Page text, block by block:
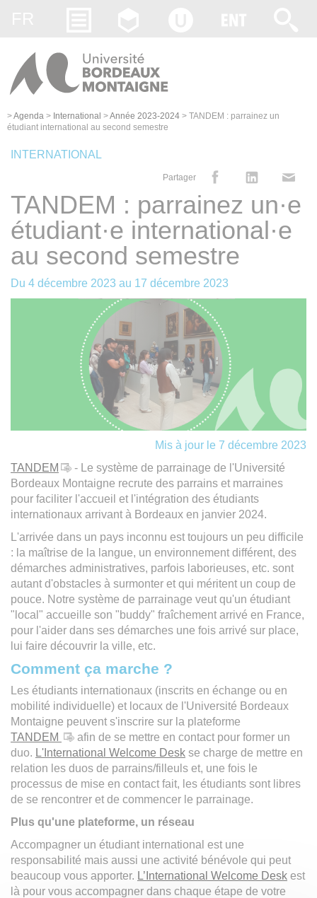
>Agenda > International >Année 2023-2024 > TANDEM : parrainez un
étudiant international au second semestre
INTERNATIONAL
Partager
TANDEM : parrainez un·e
étudiant·e international·e
au second semestre
Du 4 décembre 2023 au 17 décembre 2023
Mis à jour le 7 décembre 2023
TANDEM
- Le système de parrainage de l'Université
Bordeaux Montaigne recrute des parrains et marraines
pour faciliter l'accueil et l'intégration des étudiants
internationaux arrivant à Bordeaux en janvier 2024.
L'arrivée dans un pays inconnu est toujours un peu difficile
: la maîtrise de la langue, un environnement différent, des
démarches administratives, parfois laborieuses, etc. sont
autant d'obstacles à surmonter et qui méritent un coup de
pouce. Notre système de parrainage veut qu'un étudiant
"local" accueille son "buddy" fraîchement arrivé en France,
pour l'aider dans ses démarches une fois arrivé sur place,
lui faire découvrir la ville, etc.
Comment ça marche ?
Les étudiants internationaux (inscrits en échange ou en
mobilité individuelle) et locaux de l'Université Bordeaux
Montaigne peuvent s'inscrire sur la plateforme
TANDEM
afin de se mettre en contact pour former un
duo. L'International Welcome Desk se charge de mettre en
relation les duos de parrains/filleuls et, une fois le
processus de mise en contact fait, les étudiants sont libres
de se rencontrer et de commencer le parrainage.
Plus qu'une plateforme, un réseau
Accompagner un étudiant international est une
responsabilité mais aussi une activité bénévole qui peut
beaucoup vous apporter. L’International Welcome Desk est
là pour vous accompagner dans chaque étape de votre